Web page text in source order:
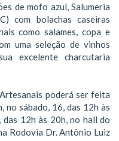
de mofo azul, Salumeria
com bolachas caseiras
como salames, copa e
uma seleção de vinhos
excelente charcutaria
poderá ser feita
no sábado, 16, das 12h às
12h às 20h, no hall do
Rodovia Dr. Antônio Luiz